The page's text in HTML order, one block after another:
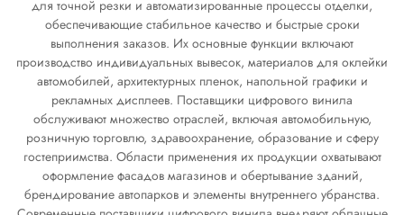
для точной резки и автоматизированные процессы отделки,
обеспечивающие стабильное качество и быстрые сроки
выполнения заказов. Их основные функции включают
производство индивидуальных вывесок, материалов для оклейки
автомобилей, архитектурных пленок, напольной графики и
рекламных дисплеев. Поставщики цифрового винила
обслуживают множество отраслей, включая автомобильную,
розничную торговлю, здравоохранение, образование и сферу
гостеприимства. Области применения их продукции охватывают
оформление фасадов магазинов и обертывание зданий,
брендирование автопарков и элементы внутреннего убранства.